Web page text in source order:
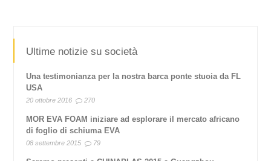
Ultime notizie su società
Una testimonianza per la nostra barca ponte stuoia da FL
USA
20 ottobre 2016 270
MOR EVA FOAM iniziare ad esplorare il mercato africano
di foglio di schiuma EVA
08 settembre 2015 79